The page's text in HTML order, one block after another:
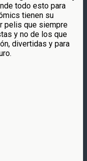
todo esto para
tienen su
pelis que siempre
y no de los que
divertidas y para